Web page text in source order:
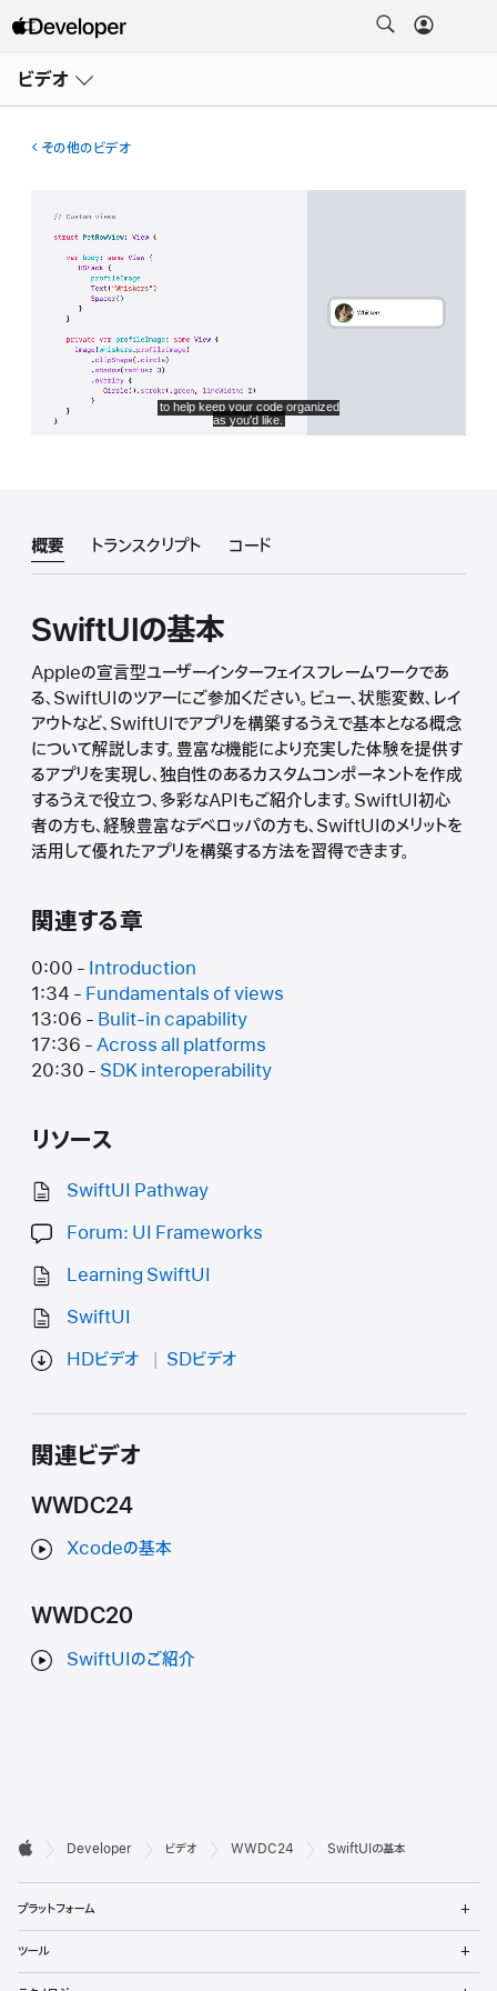
ビデオ
ー
その他のビデオ
概要 トランスクリプト コード
SwiftUIの基本
Appleの宣言型ユーザーインターフェイスフレームワークであ
る、SwiftUIのツアーにご参加ください。ビュー、状態変数、レイ
アウトなど、SwiftUIでアプリを構築するうえで基本となる概念
について解説します。豊富な機能により充実した体験を提供す
るアプリを実現し、独自性のあるカスタムコンポーネントを作成
するうえで役立つ、多彩なAPIもご紹介します。SwiftUI初心
者の方も、経験豊富なデベロッパの方も、SwiftUIのメリットを
活用して優れたアプリを構築する方法を習得できます。
関連する章
0:00 - Introduction
1:34 - Fundamentals of views
13:06 - Bulit-in capability
17:36 - Across all platforms
20:30 - SDK interoperability
リソース
SwiftUI Pathway
Forum: UI Frameworks
Learning SwiftUI
SwiftUI
HDビデオ
SDビデオ
関連ビデオ
WWDC24
Xcodeの基本
WWDC20
SwiftUIのご紹介
デ
ベ
ロ
ッ
パ

Developer ビデオ WWDC24 SwiftUIの基本
プラットフォーム
ュ
を
ツール
ュ